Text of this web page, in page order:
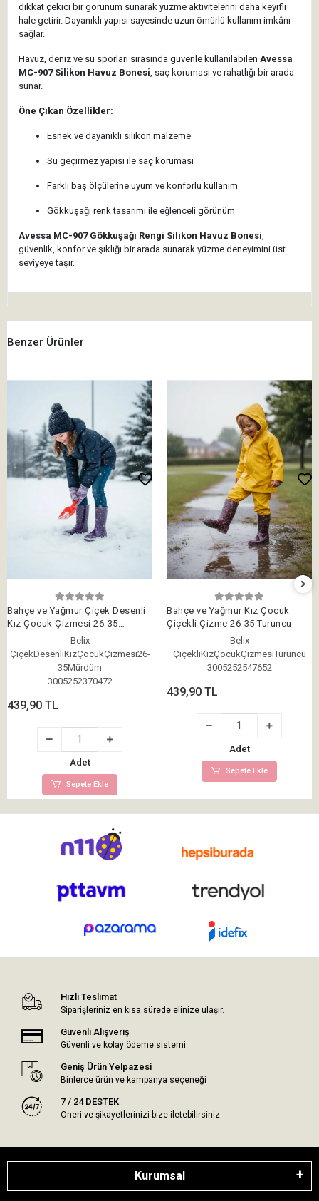
dikkat çekici bir görünüm sunarak yüzme aktivitelerini daha keyifli
hale getirir. Dayanıklı yapısı sayesinde uzun ömürlü kullanım imkânı
sağlar.
Havuz, deniz ve su sporları sırasında güvenle kullanılabilen Avessa
MC-907 Silikon Havuz Bonesi , saç koruması ve rahatlığı bir arada
sunar.
Öne Çıkan Özellikler:
Esnek ve dayanıklı silikon malzeme
Su geçirmez yapısı ile saç koruması
Farklı baş ölçülerine uyum ve konforlu kullanım
Gökkuşağı renk tasarımı ile eğlenceli görünüm
Avessa MC-907 Gökkuşağı Rengi Silikon Havuz Bonesi
güvenlik, konfor ve şıklığı bir arada sunarak yüzme deneyimini üst
seviyeye taşır.
Benzer Ürünler
Bahçe ve Yağmur Çiçek Desenli
Kız Çocuk Çizmesi 26-35
Belix
ÇiçekDesenliKızÇocukÇizmesi26-
35Mürdüm
3005252370472
439,90 TL
Adet
Sepete Ekle
Bahçe ve Yağmur Kız Çocuk
Çiçekli Çizme 26-35 Turuncu
Belix
ÇiçekliKızÇocukÇizmesiTuruncu
3005252547652
439,90 TL
Adet
Sepete Ekle
Hızlı Teslimat
Siparişleriniz en kısa sürede elinize ulaşır.
Güvenli Alışveriş
Güvenli ve kolay ödeme sistemi
Geniş Ürün Yelpazesi
Binlerce ürün ve kampanya seçeneği
7 / 24 DESTEK
Öneri ve şikayetlerinizi bize iletebilirsiniz.
Kurumsal